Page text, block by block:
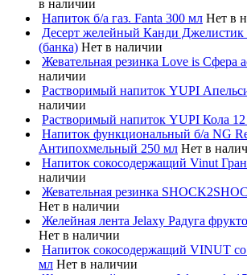
в наличии
Напиток б/а газ. Fanta 300 мл Нет в
Десерт желейный Канди Джелистик
(банка) Нет в наличии
Жевательная резинка Love is Сфера
наличии
Растворимый напиток YUPI
наличии
Растворимый напиток YUPI Кола 12
Напиток функциональный б/а NG
Антипохмельный 250 мл Нет в
Напиток сокосодержащий Vinut
наличии
Жевательная резинка
Нет в наличии
Желейная лента Jelaxy Радуга
Нет в наличии
Напиток сокосодержащий VINUT
мл Нет в наличии